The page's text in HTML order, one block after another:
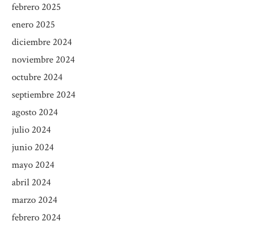
febrero 2025
enero 2025
diciembre 2024
noviembre 2024
octubre 2024
septiembre 2024
agosto 2024
julio 2024
junio 2024
mayo 2024
abril 2024
marzo 2024
febrero 2024